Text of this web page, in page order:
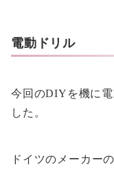
電動ドリル
今回のDIYを機に
した。
ドイツのメーカー